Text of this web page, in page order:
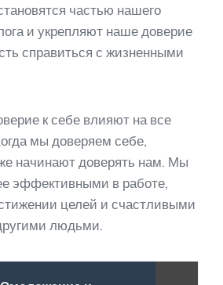
частью нашего
и укрепляют наше доверие
справиться с жизненными
к себе влияют на все
мы доверяем себе,
начинают доверять нам. Мы
эффективными в работе,
целей и счастливыми
людьми.